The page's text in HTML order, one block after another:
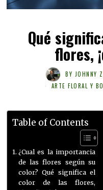
Qué
flores,
BY JOHNNY
ARTE FLORAL Y
Table of Contents
¿Cual es la importancia
de las flores según su
color? Qué significa el
color de las flores,